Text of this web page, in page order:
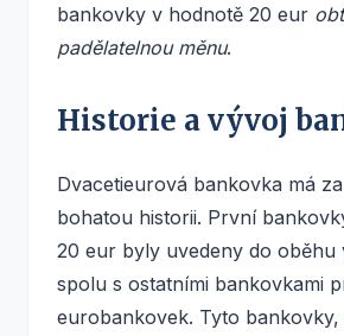
bankovky v hodnotě 20 eur
padělatelnou měnu.
Historie a vývoj
Dvacetieurová bankovka má
bohatou historii. První
20 eur byly uvedeny do oběhu
spolu s ostatními bankovkami
eurobankovek. Tyto bankovky,